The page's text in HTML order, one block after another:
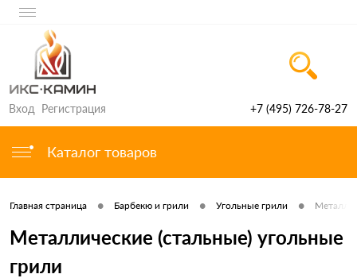
Вход Регистрация +7 (495) 726-78-27
Каталог товаров
Главная страница • Барбекю и грили • Угольные грили •
Металлические (стальные) угольные
грили